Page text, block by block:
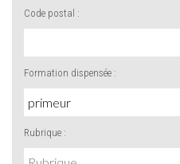
Code postal :
Formation dispensée :
Rubrique :